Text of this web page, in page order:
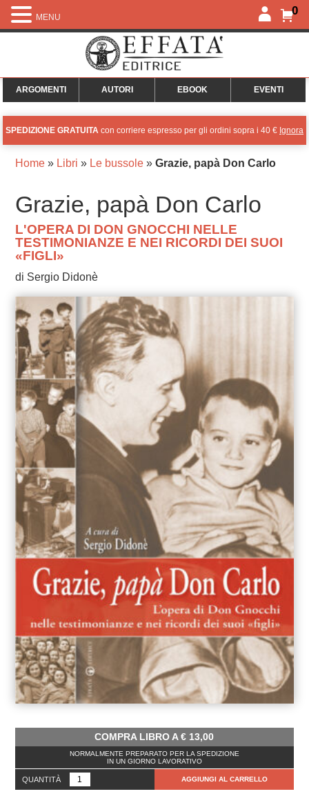
0
ARGOMENTI AUTORI EBOOK EVENTI
SPEDIZIONE GRATUITA con corriere espresso per gli ordini sopra i 40 € Ignora
Home» Libri » Le bussole» Grazie, papà Don Carlo
Grazie, papà Don Carlo
L'OPERA DI DON GNOCCHI NELLE
TESTIMONIANZE E NEI RICORDI DEI SUOI
«FIGLI»
di Sergio Didonè
COMPRA LIBRO A€ 13,00
NORMALMENTE PREPARATO PER LA SPEDIZIONE
IN UN GIORNO LAVORATIVO
QUANTITÀ AGGIUNGI AL CARRELLO
MENU